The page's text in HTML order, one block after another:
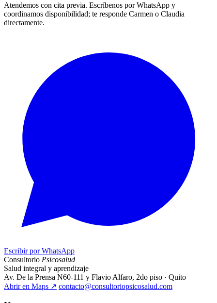
Atendemos con cita previa. Escríbenos por WhatsApp y
coordinamos disponibilidad; te responde Carmen o Claudia
directamente.
Escribir por WhatsApp
Consultorio Psicosalud
Salud integral y aprendizaje
Av. De la Prensa N60-111 y Flavio Alfaro, 2do piso · Quito
Abrir en Maps ↗ contacto@consultoriopsicosalud.com